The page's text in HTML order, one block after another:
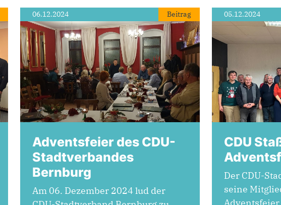
06.12.2024 Beitrag
Adventsfeier des CDU-
Stadtverbandes
Bernburg
Am 06. Dezember 2024 lud der
05.12.2024
CDU
Der CDU-
seine